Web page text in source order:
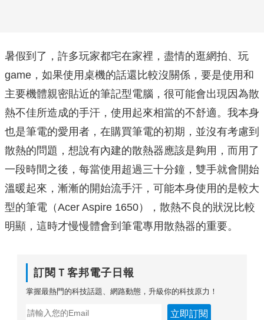
暑假到了，許多玩家都宅在家裡，盡情的逛網拍、玩
game，如果使用桌機的話還比較沒關係，要是使用和
主要機體親密貼近的筆記型電腦，很可能會出現因為散
熱不佳所造成的手汗，使用起來相當的不舒適。我本身
也是筆電的愛用者，在購買筆電的初期，並沒有考慮到
散熱的問題，想說有內建的散熱器應該是夠用，而用了
一段時間之後，每當使用超過三十分鐘，雙手就會開始
溫暖起來，漸漸的開始流手汗，可能本身使用的是較大
型的筆電（Acer Aspire 1650），散熱不良的狀況比較
明顯，這時才慢慢體會到筆電專用散熱器的重要。
訂閱Ｔ客邦電子日報
掌握最熱門的科技話題、網路動態，升級你的科技原力！
立即訂閱